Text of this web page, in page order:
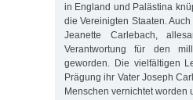
in England und Palästina
die Vereinigten Staaten.
Jeanette Carlebach,
Verantwortung für den
geworden. Die vielfältigen
Prägung ihr Vater Joseph
Menschen vernichtet worden